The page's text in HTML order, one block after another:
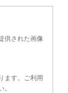
供された画像
ます。ご利用